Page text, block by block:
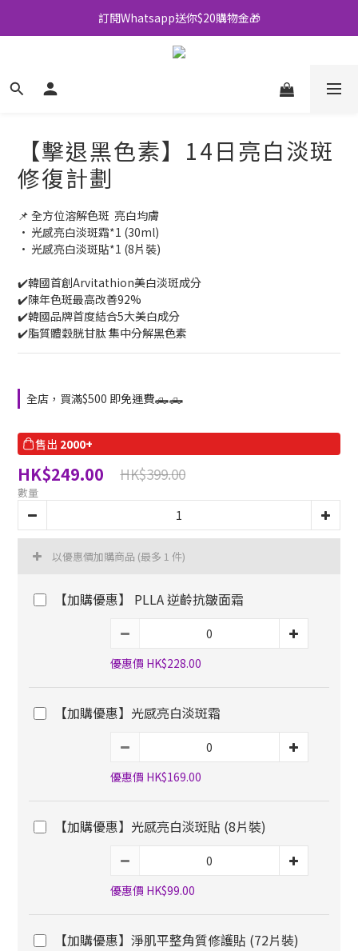
全店買滿$500即享包郵💜
訂閱Whatsapp送你$20購物金🎁
全店買滿$500即享包郵💜
【擊退黑色素】14日亮白淡斑
修復計劃
📌 全方位溶解色斑  亮白均膚
• 光感亮白淡斑霜*1 (30ml)
• 光感亮白淡斑貼*1 (8片裝)
✔️韓國首創Arvitathion美白淡斑成分
✔️陳年色斑最高改善92%
✔️韓國品牌首度結合5大美白成分
✔️脂質體穀胱甘肽 集中分解黑色素
全店，買滿$500 即免運費🛻🛻
售出 2000+
HK$249.00 HK$399.00
數量
以優惠價加購商品 (最多 1 件)
【加購優惠】 PLLA 逆齡抗皺面霜
優惠價 HK$228.00
【加購優惠】光感亮白淡斑霜
優惠價 HK$169.00
【加購優惠】光感亮白淡斑貼 (8片裝)
優惠價 HK$99.00
【加購優惠】淨肌平整角質修護貼 (72片裝)